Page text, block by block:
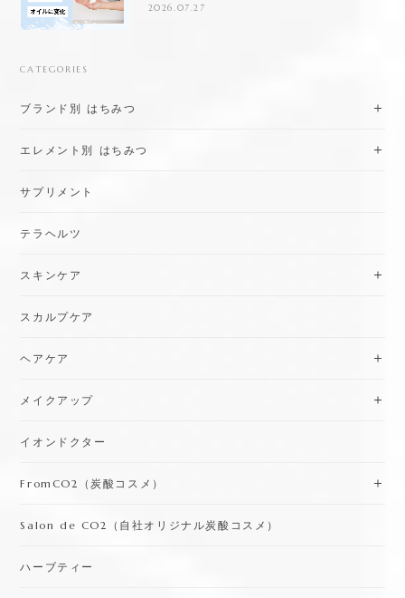
2026.07.27
CATEGORIES
ブランド別 はちみつ
エレメント別 はちみつ
サプリメント
テラヘルツ
スキンケア
スカルプケア
ヘアケア
メイクアップ
イオンドクター
FromCO2（炭酸コスメ）
Salon de CO2（自社オリジナル炭酸コスメ）
ハーブティー